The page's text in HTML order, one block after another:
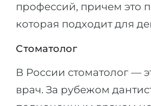
профессий, причем это
которая подходит для
Стоматолог
В России стоматолог —
врач. За рубежом